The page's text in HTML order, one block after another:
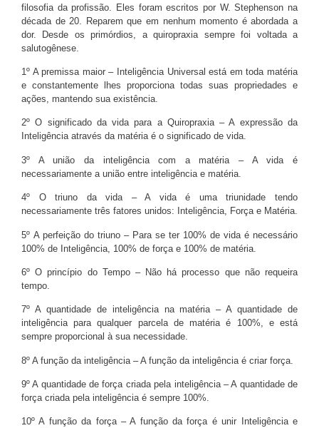
filosofia da profissão. Eles foram escritos por W. Stephenson na
década de 20. Reparem que em nenhum momento é abordada a
dor. Desde os primórdios, a quiropraxia sempre foi voltada a
salutogênese.
1º A premissa maior – Inteligência Universal está em toda matéria
e constantemente lhes proporciona todas suas propriedades e
ações, mantendo sua existência.
2º O significado da vida para a Quiropraxia – A expressão da
Inteligência através da matéria é o significado de vida.
3º A união da inteligência com a matéria – A vida é
necessariamente a união entre inteligência e matéria.
4º O triuno da vida – A vida é uma triunidade tendo
necessariamente três fatores unidos: Inteligência, Força e Matéria.
5º A perfeição do triuno – Para se ter 100% de vida é necessário
100% de Inteligência, 100% de força e 100% de matéria.
6º O princípio do Tempo – Não há processo que não requeira
tempo.
7º A quantidade de inteligência na matéria – A quantidade de
inteligência para qualquer parcela de matéria é 100%, e está
sempre proporcional à sua necessidade.
8º A função da inteligência – A função da inteligência é criar força.
9º A quantidade de força criada pela inteligência – A quantidade de
força criada pela inteligência é sempre 100%.
10º A função da força – A função da força é unir Inteligência e